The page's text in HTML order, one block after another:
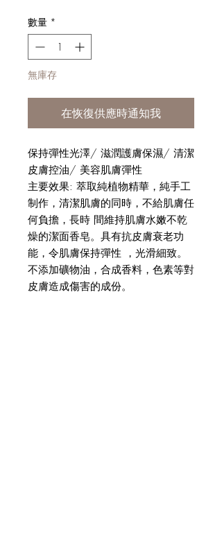
數量 *
無庫存
在恢復供應時通知我
保持彈性光澤/ 滋潤護膚保濕/ 清潔
皮膚控油/ 美容肌膚彈性
主要效果: 萃取純植物精華，純手工
制作，清潔肌膚的同時，不給肌膚任
何負擔，長時 間維持肌膚水嫩不乾
燥的潔面香皂。具有抗皮膚衰老功
能，令肌膚保持彈性 ，光滑細致。
不添加礦物油，合成香料，色素等對
皮膚造成傷害的成份。